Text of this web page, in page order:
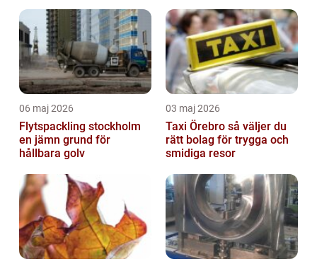
06 maj 2026
Flytspackling stockholm
en jämn grund för
hållbara golv
03 maj 2026
Taxi Örebro så väljer du
rätt bolag för trygga och
smidiga resor